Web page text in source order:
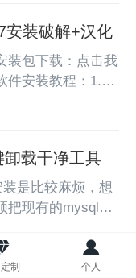
这篇文章的参考文
制3、功能相关文
购物、商城、电
安装破解+汉化
装包下载：点击我
件安装教程：1.打
软件安装包，鼠
2017】文件
装包】文件夹。
是32位操作系
击选择【以管理员
载干净工具
是比较麻烦，想
把现有的mysql服
都删除，为了简
面这个一键卸载干
制 个人